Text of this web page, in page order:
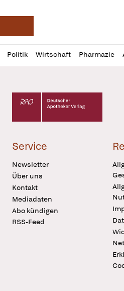
Deutsche Apotheker
Politik Wirtschaft Pharmazie
Profil
öffnen
Daz
Pur
Deutscher Apotheker Verlag
Service
Newsletter
Über uns
Kontakt
Mediadaten
Abo kündigen
RSS-Feed